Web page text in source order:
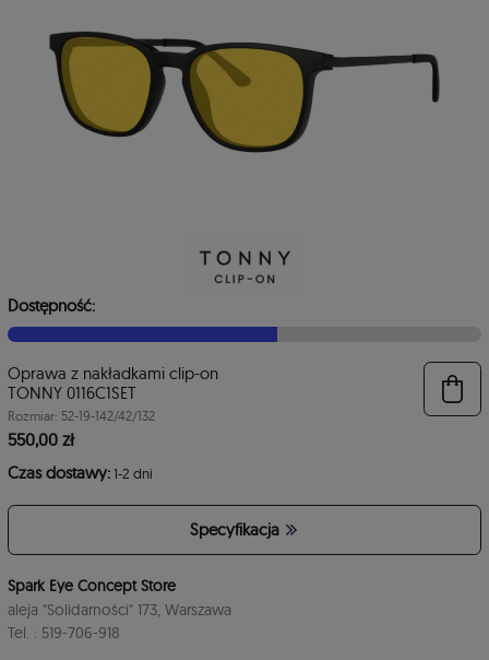
Dostępność:
Oprawa z nakładkami clip-on
TONNY 0116C1SET
Rozmiar: 52-19-142/42/132
550,00 zł
Czas dostawy: 1-2 dni
Specyfikacja
Spark Eye Concept Store
aleja "Solidarności" 173, Warszawa
Tel. : 519-706-918